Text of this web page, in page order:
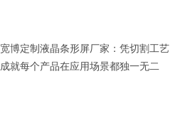
宽博定制液晶条形屏厂家：凭切割工艺
成就每个产品在应用场景都独一无二